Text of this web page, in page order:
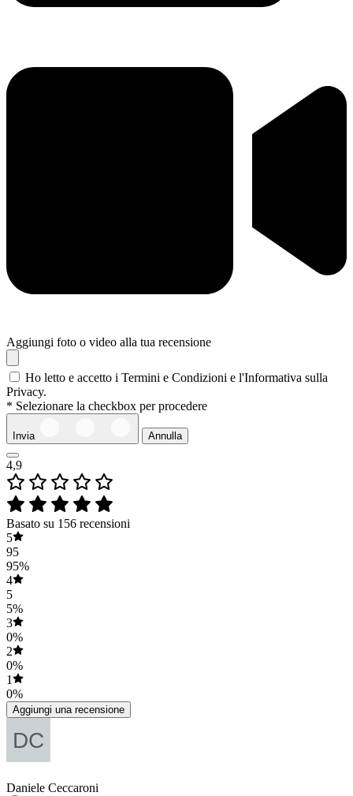
Aggiungi foto o video alla tua recensione
Ho letto e accetto i Termini e Condizioni e l'Informativa sulla
Privacy.
* Selezionare la checkbox per procedere
Invia Annulla
4,9
Basato su 156 recensioni
5
95
95%
4
5
5%
3
0%
2
0%
1
0%
Aggiungi una recensione
Daniele Ceccaroni